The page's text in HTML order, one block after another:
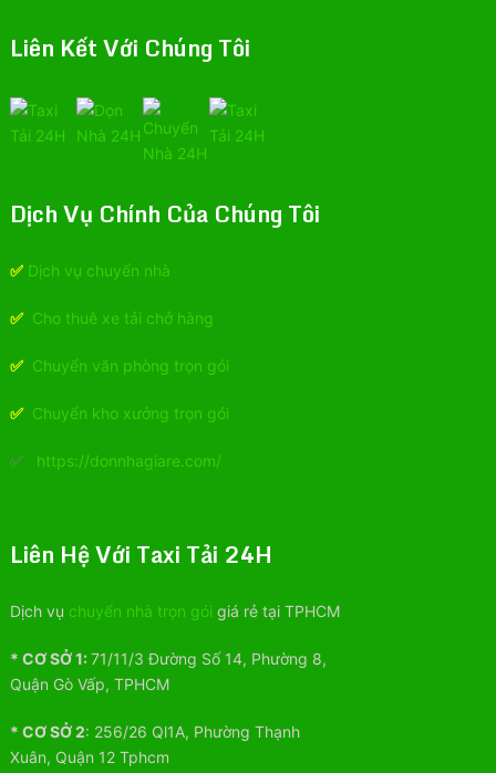
Liên Kết Với Chúng Tôi
Dịch Vụ Chính Của Chúng Tôi
✅ Dịch vụ chuyển nhà
✅ Cho thuê xe tải chở hàng
✅ Chuyển văn phòng trọn gói
✅ Chuyển kho xưởng trọn gói
✅ https://donnhagiare.com/
Liên Hệ Với Taxi Tải 24H
Dịch vụ chuyển nhà trọn gói giá rẻ tại TPHCM
* CƠ SỞ 1:71/11/3 Đường Số 14, Phường 8,
Quận Gò Vấp, TPHCM
* CƠ SỞ 2: 256/26 Ql1A, Phường Thạnh
Xuân, Quận 12 Tphcm